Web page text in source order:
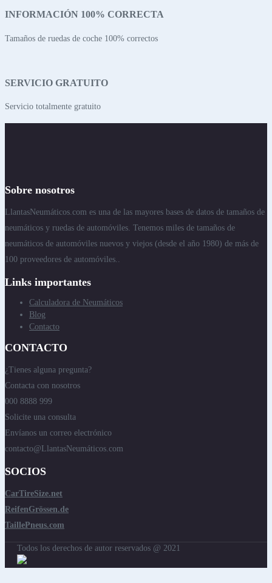
INFORMACIÓN 100% CORRECTA
Tamaños de ruedas de coche 100% correctos
SERVICIO GRATUITO
Servicio totalmente gratuito
Sobre nosotros
LlantasNeumáticos.com es una de las mayores bases de datos de tamaños de
neumáticos y ruedas de automóviles. Tenemos miles de tamaños de
neumáticos de automóviles nuevos y viejos (desde el año 1980) de más de
100 proveedores de automóviles..
Links importantes
Calculadora de Neumáticos
Blog
Contacto
CONTACTO
¿Tienes alguna pregunta?
Contacta con nosotros
000 8888 999
Solicite una consulta
Envíanos un correo electrónico
contacto@LlantasNeumáticos.com
SOCIOS
CarTireSize.net
ReifenGrössen.de
TaillePneus.com
Todos los derechos de autor reservados @ 2021